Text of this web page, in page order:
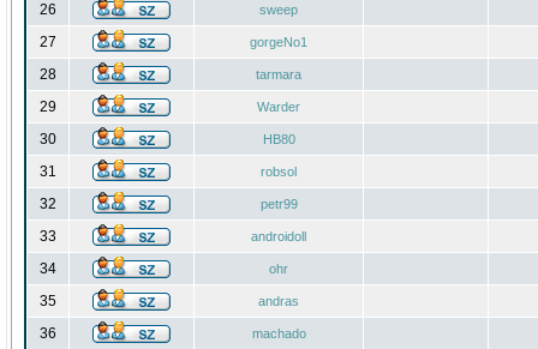
26 sweep
27 gorgeNo1
28 tarmara
29 Warder
30 HB80
31 robsol
32 petr99
33 androidoll
34 ohr
35 andras
36 machado